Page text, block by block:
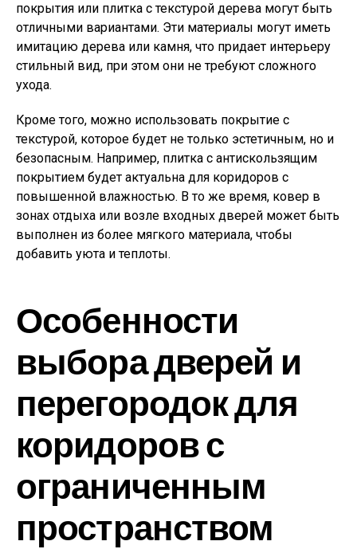
покрытия или плитка с текстурой дерева могут быть
отличными вариантами. Эти материалы могут иметь
имитацию дерева или камня, что придает интерьеру
стильный вид, при этом они не требуют сложного
ухода.
Кроме того, можно использовать покрытие с
текстурой, которое будет не только эстетичным, но и
безопасным. Например, плитка с антискользящим
покрытием будет актуальна для коридоров с
повышенной влажностью. В то же время, ковер в
зонах отдыха или возле входных дверей может быть
выполнен из более мягкого материала, чтобы
добавить уюта и теплоты.
Особенности
выбора дверей и
перегородок для
коридоров с
ограниченным
пространством